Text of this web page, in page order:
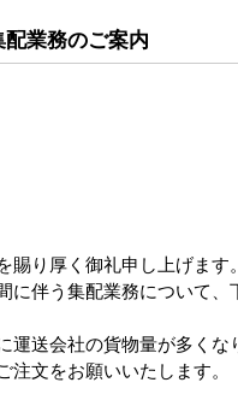
業務のご案内
賜り厚く御礼申し上げます。
に伴う集配業務について、
送会社の貨物量が多くな
注文をお願いいたします。